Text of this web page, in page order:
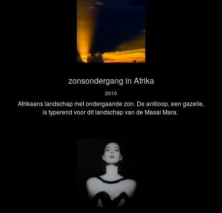
zonsondergang in Afrika
2010
Afrikaans landschap met ondergaande zon. De antiloop, een gazelle,
is typerend voor dit landschap van de Masai Mara.